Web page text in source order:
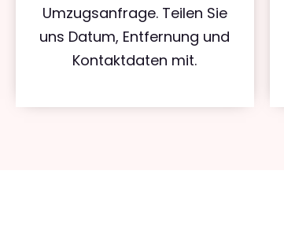
Umzugsanfrage. Teilen Sie
uns Datum, Entfernung und
Kontaktdaten mit.